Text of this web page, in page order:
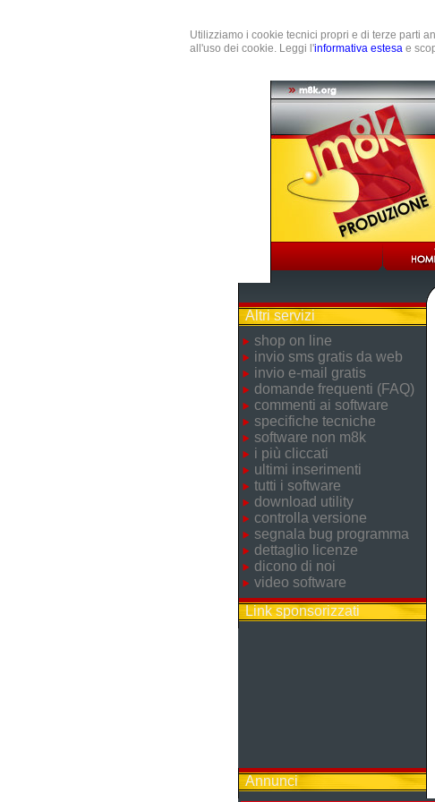
Utilizziamo i cookie tecnici propri e di terze parti
all'uso dei cookie. Leggi l'informativa estesa e
Altri servizi
shop on line
invio sms gratis da web
invio e-mail gratis
domande frequenti (FAQ)
commenti ai software
specifiche tecniche
software non m8k
i più cliccati
ultimi inserimenti
tutti i software
download utility
controlla versione
segnala bug programma
dettaglio licenze
dicono di noi
video software
Link sponsorizzati
Annunci